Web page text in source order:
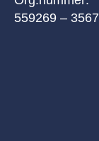
559269 – 3567